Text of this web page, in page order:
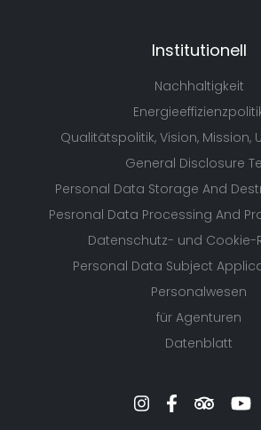
Institutionell
Nachhaltigkeit
Qualitätspolitik, Vision, Mission,
General Disclosure
Personal Data Storage And
Pesronal Data Processing And
Datenschutz- und Cookie-
Personal Data Subject
Personalwesen
für Agenturen
Datenblatt